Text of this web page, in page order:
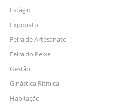
Estágio
Expopato
Feira de Artesanato
Feira do Peixe
Gestão
Ginástica Rítmica
Habitação